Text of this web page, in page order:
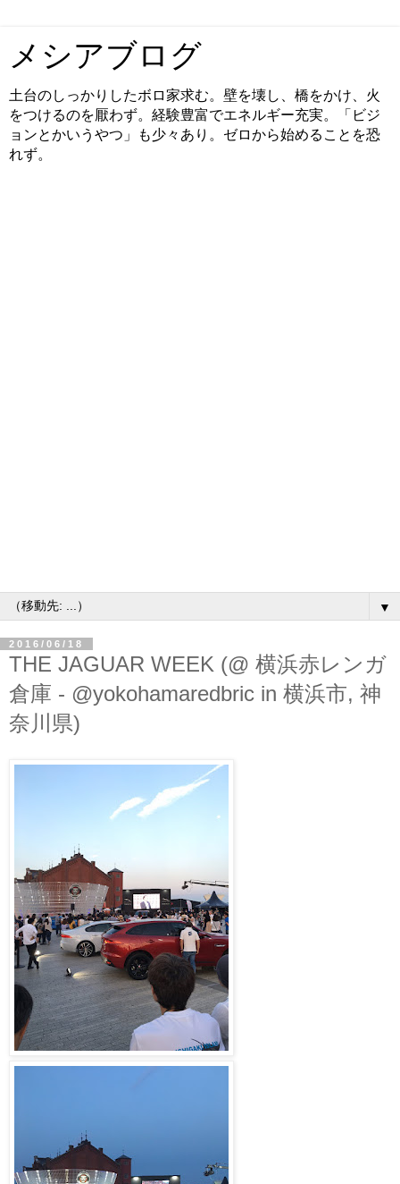
メシアブログ
土台のしっかりしたボロ家求む。壁を壊し、橋をかけ、火
をつけるのを厭わず。経験豊富でエネルギー充実。「ビジ
ョンとかいうやつ」も少々あり。ゼロから始めることを恐
れず。
▼
2016/06/18
THE JAGUAR WEEK (@ 横浜赤レンガ
倉庫 - @yokohamaredbric in 横浜市, 神
奈川県)